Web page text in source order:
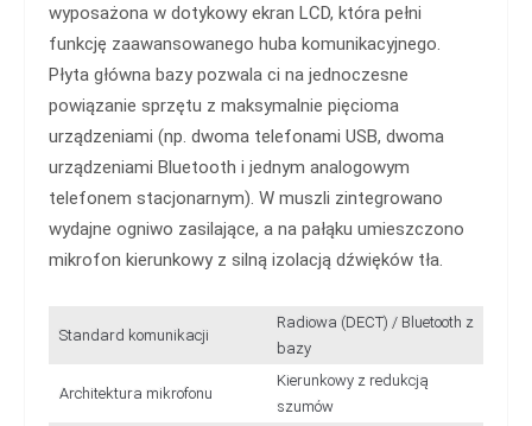
wyposażona w dotykowy ekran LCD, która pełni
funkcję zaawansowanego huba komunikacyjnego.
Płyta główna bazy pozwala ci na jednoczesne
powiązanie sprzętu z maksymalnie pięcioma
urządzeniami (np. dwoma telefonami USB, dwoma
urządzeniami Bluetooth i jednym analogowym
telefonem stacjonarnym). W muszli zintegrowano
wydajne ogniwo zasilające, a na pałąku umieszczono
mikrofon kierunkowy z silną izolacją dźwięków tła.
Standard komunikacji
Radiowa (DECT) / Bluetooth z
bazy
Architektura mikrofonu
Kierunkowy z redukcją
szumów